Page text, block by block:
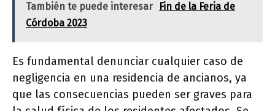
También te puede interesar
Fin de la Feria de
Córdoba 2023
Es fundamental denunciar cualquier caso de
negligencia en una residencia de ancianos, ya
que las consecuencias pueden ser graves para